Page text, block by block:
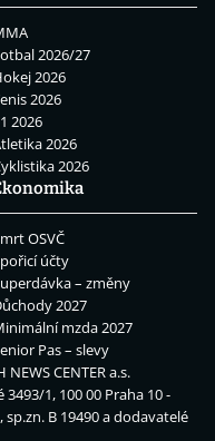
2026/27
2026
2026
2026
2026
2026
OSVČ
účty
– změny
2027
mzda 2027
Pas – slevy
NEWS CENTER a.s.
1, 100 00 Praha 10 -
sp.zn. B 19490 a dodavatelé